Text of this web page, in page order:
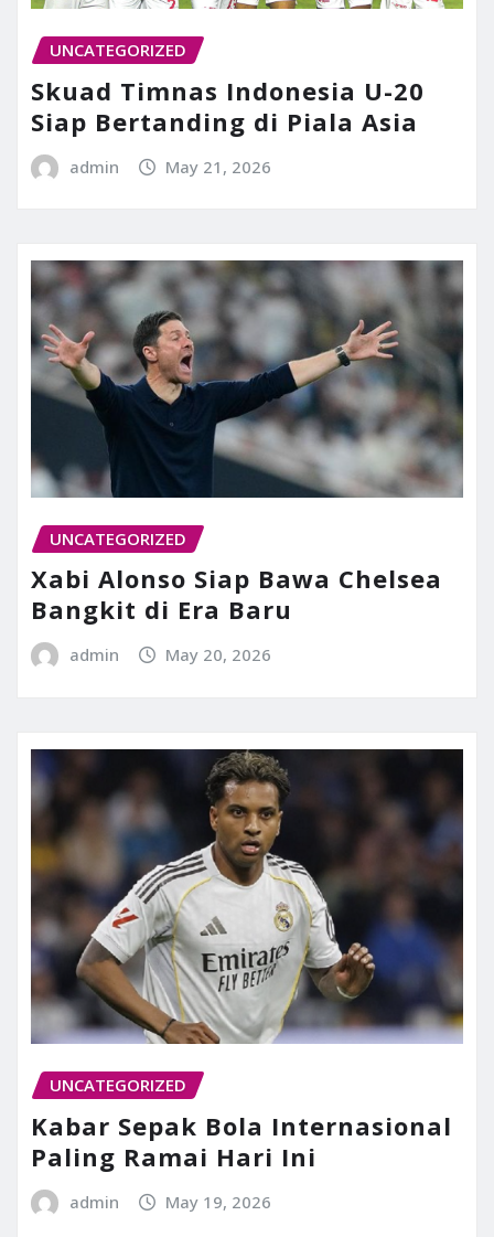
UNCATEGORIZED
Skuad Timnas Indonesia U-20
Siap Bertanding di Piala Asia
admin May 21, 2026
UNCATEGORIZED
Xabi Alonso Siap Bawa Chelsea
Bangkit di Era Baru
admin May 20, 2026
UNCATEGORIZED
Kabar Sepak Bola Internasional
Paling Ramai Hari Ini
admin May 19, 2026